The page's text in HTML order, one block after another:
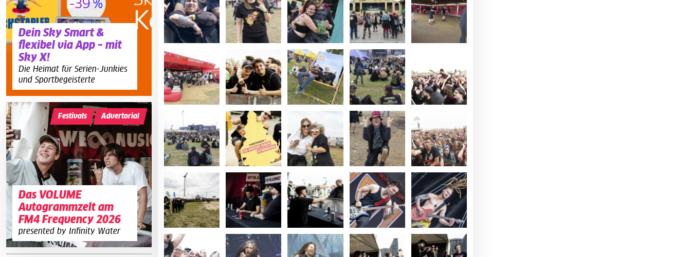
Dein Sky Smart &
flexibel via App – mit
Sky X!
Die Heimat für Serien-Junkies
und Sportbegeisterte
Das VOLUME
Autogrammzelt am
FM4 Frequency 2026
presented by Infinity Water
Festivals Advertorial